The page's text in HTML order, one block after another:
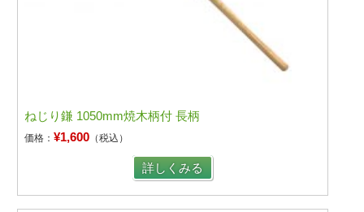
ねじり鎌 1050mm焼木柄付 長柄
価格：¥1,600 （税込）
詳しくみる